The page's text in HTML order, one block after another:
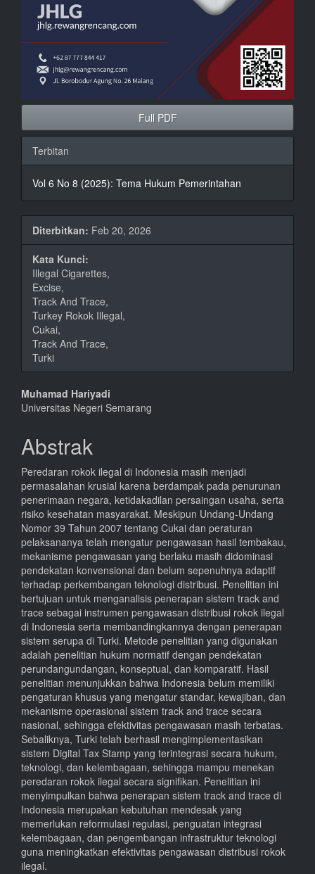
Full PDF
Terbitan
Vol 6 No 8 (2025): Tema Hukum Pemerintahan
Diterbitkan: Feb 20, 2026
Kata Kunci:
Illegal Cigarettes,
Excise,
Track And Trace,
Turkey Rokok Illegal,
Cukai,
Track And Trace,
Turki
Isi
Artikel
Utama
Muhamad Hariyadi
Universitas Negeri Semarang
Abstrak
Peredaran rokok ilegal di Indonesia masih menjadi
permasalahan krusial karena berdampak pada penurunan
penerimaan negara, ketidakadilan persaingan usaha, serta
risiko kesehatan masyarakat. Meskipun Undang-Undang
Nomor 39 Tahun 2007 tentang Cukai dan peraturan
pelaksananya telah mengatur pengawasan hasil tembakau,
mekanisme pengawasan yang berlaku masih didominasi
pendekatan konvensional dan belum sepenuhnya adaptif
terhadap perkembangan teknologi distribusi. Penelitian ini
bertujuan untuk menganalisis penerapan sistem track and
trace sebagai instrumen pengawasan distribusi rokok ilegal
di Indonesia serta membandingkannya dengan penerapan
sistem serupa di Turki. Metode penelitian yang digunakan
adalah penelitian hukum normatif dengan pendekatan
perundangundangan, konseptual, dan komparatif. Hasil
penelitian menunjukkan bahwa Indonesia belum memiliki
pengaturan khusus yang mengatur standar, kewajiban, dan
mekanisme operasional sistem track and trace secara
nasional, sehingga efektivitas pengawasan masih terbatas.
Sebaliknya, Turki telah berhasil mengimplementasikan
sistem Digital Tax Stamp yang terintegrasi secara hukum,
teknologi, dan kelembagaan, sehingga mampu menekan
peredaran rokok ilegal secara signifikan. Penelitian ini
menyimpulkan bahwa penerapan sistem track and trace di
Indonesia merupakan kebutuhan mendesak yang
memerlukan reformulasi regulasi, penguatan integrasi
kelembagaan, dan pengembangan infrastruktur teknologi
guna meningkatkan efektivitas pengawasan distribusi rokok
ilegal.